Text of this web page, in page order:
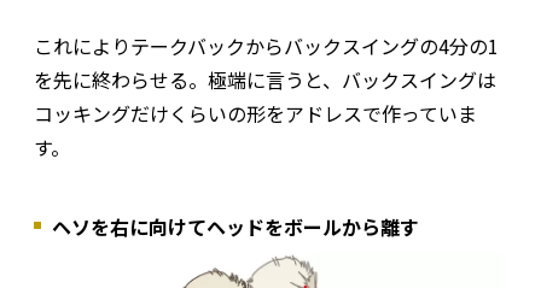
これによりテークバックからバックスイングの4分の1
を先に終わらせる。極端に言うと、バックスイングは
コッキングだけくらいの形をアドレスで作っていま
す。
ヘソを右に向けてヘッドをボールから離す